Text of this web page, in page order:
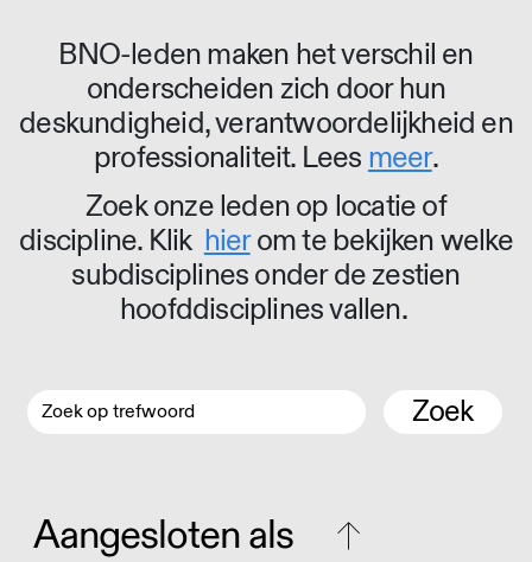
BNO-leden maken het verschil en
onderscheiden zich door hun
deskundigheid, verantwoordelijkheid en
professionaliteit. Lees meer.
Zoek onze leden op locatie of
discipline. Klik hierom te bekijken welke
subdisciplines onder de zestien
hoofddisciplines vallen.
Zoek
Aangesloten als